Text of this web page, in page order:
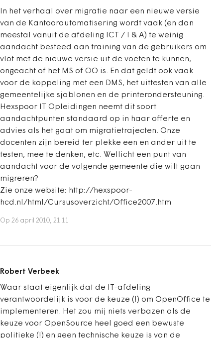
In het verhaal over migratie naar een nieuwe versie
van de Kantoorautomatisering wordt vaak (en dan
meestal vanuit de afdeling ICT / I & A) te weinig
aandacht besteed aan training van de gebruikers om
vlot met de nieuwe versie uit de voeten te kunnen,
ongeacht of het MS of OO is. En dat geldt ook vaak
voor de koppeling met een DMS, het uittesten van alle
gemeentelijke sjablonen en de printerondersteuning.
Hexspoor IT Opleidingen neemt dit soort
aandachtpunten standaard op in haar offerte en
advies als het gaat om migratietrajecten. Onze
docenten zijn bereid ter plekke een en ander uit te
testen, mee te denken, etc. Wellicht een punt van
aandacht voor de volgende gemeente die wilt gaan
migreren?
Zie onze website: http://hexspoor-
hcd.nl/html/Cursusoverzicht/Office2007.htm
Op 26 april 2010, 21:11
Robert Verbeek
Waar staat eigenlijk dat de IT-afdeling
verantwoordelijk is voor de keuze (!) om OpenOffice te
implementeren. Het zou mij niets verbazen als de
keuze voor OpenSource heel goed een bewuste
politieke (!) en geen technische keuze is van de